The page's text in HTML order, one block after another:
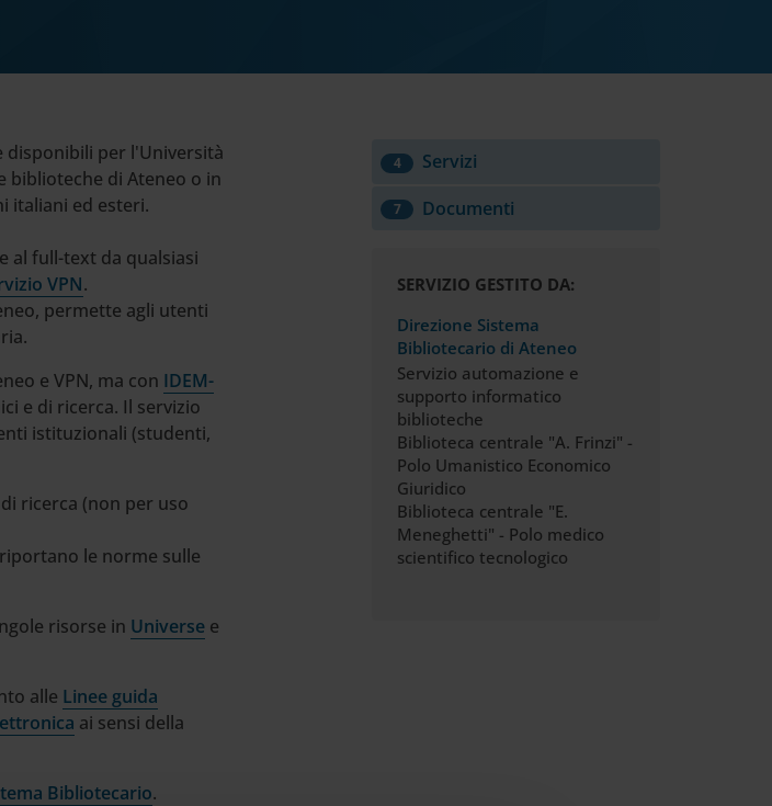
disponibili per l'Università
biblioteche di Ateneo o in
italiani ed esteri.
al full-text da qualsiasi
VPN.
permette agli utenti
e VPN, ma con IDEM-
e di ricerca. Il servizio
istituzionali (studenti,
ricerca (non per uso
riportano le norme sulle
risorse in Universe e
alle Linee guida
ai sensi della
Bibliotecario.
4 Servizi
7 Documenti
SERVIZIO GESTITO DA:
Direzione Sistema
Bibliotecario di Ateneo
Servizio automazione e
supporto informatico
biblioteche
Biblioteca centrale "A. Frinzi" -
Polo Umanistico Economico
Giuridico
Biblioteca centrale "E.
Meneghetti" - Polo medico
scientifico tecnologico